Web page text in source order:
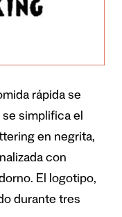
rápida se
simplifica el
en negrita,
con
El logotipo,
durante tres